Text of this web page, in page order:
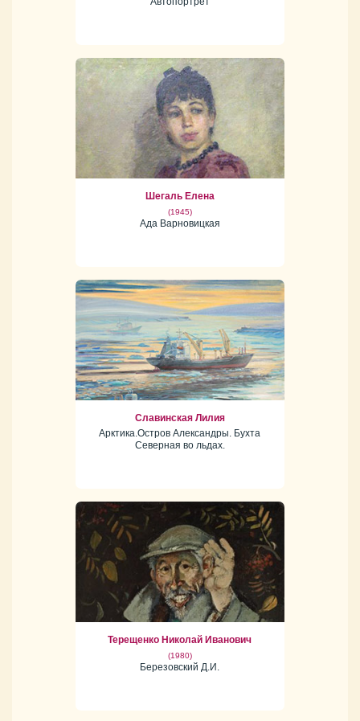
Шегаль Елена
(1945)
Ада Варновицкая
Славинская Лилия
Арктика.Остров Александры. Бухта
Северная во льдах.
Терещенко Николай Иванович
(1980)
Березовский Д.И.